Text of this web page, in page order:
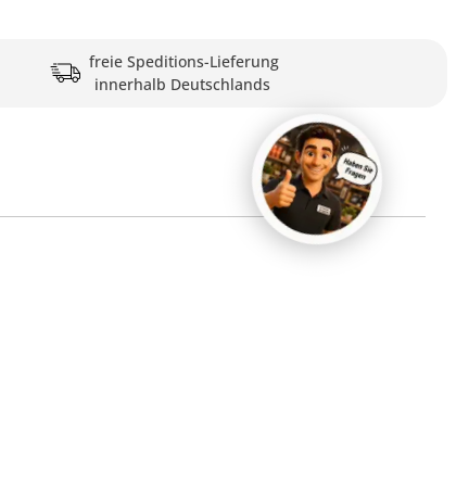
freie Speditions-Lieferung
innerhalb Deutschlands